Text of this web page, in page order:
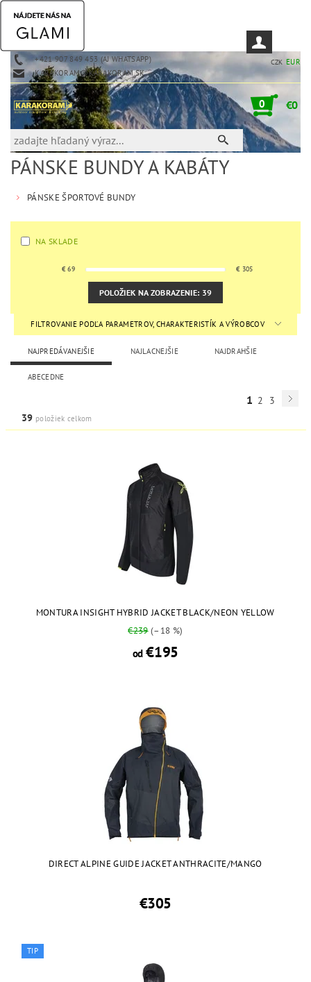
+421 907 849 453 (AJ WHATSAPP)
KARAKORAM@KARAKORAM.SK
CZK EUR
0 €0
PÁNSKE BUNDY A KABÁTY
PÁNSKE ŠPORTOVÉ BUNDY
NA SKLADE
€69 € 305
POLOŽIEK NA ZOBRAZENIE: 39
FILTROVANIE PODĽA PARAMETROV, CHARAKTERISTÍK A VÝROBCOV
NAJPREDÁVANEJŠIE NAJLACNEJŠIE NAJDRAHŠIE
ABECEDNE
1 2
3
39 položiek celkom
MONTURA INSIGHT HYBRID JACKET BLACK/NEON YELLOW
€239(–18 %)
od€195
DIRECT ALPINE GUIDE JACKET ANTHRACITE/MANGO
€305
TIP